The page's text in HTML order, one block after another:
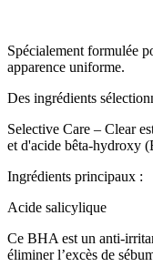
Spécialement formulée
apparence uniforme.
Des ingrédients
Selective Care – Clear
et d'acide bêta-hydroxy
Ingrédients principaux :
Acide salicylique
Ce BHA est un anti-
éliminer l’excès de